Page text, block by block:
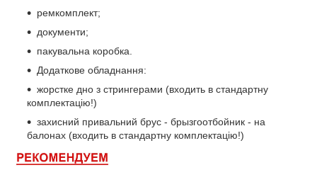
ремкомплект;
документи;
пакувальна коробка.
Додаткове обладнання:
жорстке дно з стрингерами (входить в стандартну
комплектацію!)
захисний привальний брус - брызгоотбойник - на
балонах (входить в стандартну комплектацію!)